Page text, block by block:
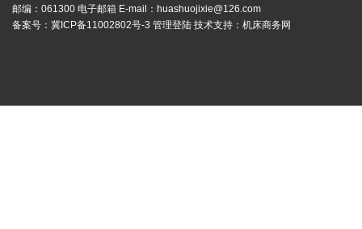
邮编：061300 电子邮箱 E-mail： huashuojixie@126.com
备案号： 冀ICP备11002802号-3 管理登陆 技术支持： 机床商务网